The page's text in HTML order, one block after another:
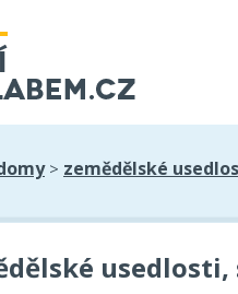
> zemědělské